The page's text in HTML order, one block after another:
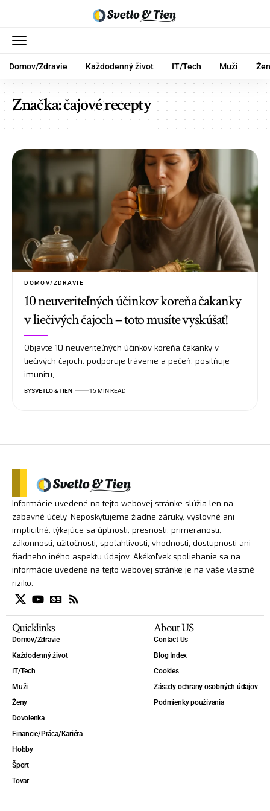
Domov/Zdravie Každodenný život IT/Tech Muži
Značka:čajové recepty
DOMOV/ZDRAVIE
10 neuveriteľných účinkov koreňa čakanky
v liečivých čajoch – toto musíte vyskúšať!
Objavte 10 neuveriteľných účinkov koreňa čakanky v
liečivých čajoch: podporuje trávenie a pečeň, posilňuje
imunitu,…
BYSVETLO & TIEN 15 MIN READ
Informácie uvedené na tejto webovej stránke slúžia len na
zábavné účely. Neposkytujeme žiadne záruky, výslovné ani
implicitné, týkajúce sa úplnosti, presnosti, primeranosti,
zákonnosti, užitočnosti, spoľahlivosti, vhodnosti, dostupnosti ani
žiadneho iného aspektu údajov. Akékoľvek spoliehanie sa na
informácie uvedené na tejto webovej stránke je na vaše vlastné
riziko.
Quicklinks
Domov/Zdravie
Každodenný život
IT/Tech
Muži
Ženy
Dovolenka
Financie/Práca/Kariéra
Hobby
Šport
Tovar
About US
Contact Us
Blog Index
Cookies
Zásady ochrany osobných údajov
Podmienky používania